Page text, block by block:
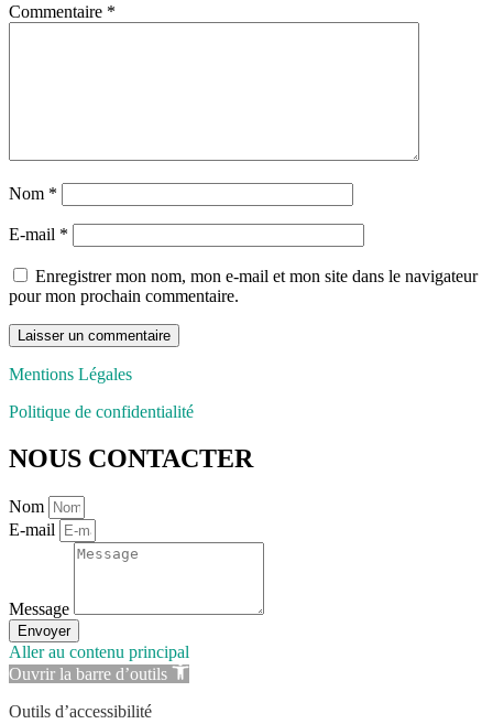
Commentaire *
Nom *
E-mail *
Enregistrer mon nom, mon e-mail et mon site dans le navigateur
pour mon prochain commentaire.
Mentions Légales
Politique de confidentialité
NOUS CONTACTER
Nom
E-mail
Message
Envoyer
Aller au contenu principal
Ouvrir la barre d’outils
Outils d’accessibilité